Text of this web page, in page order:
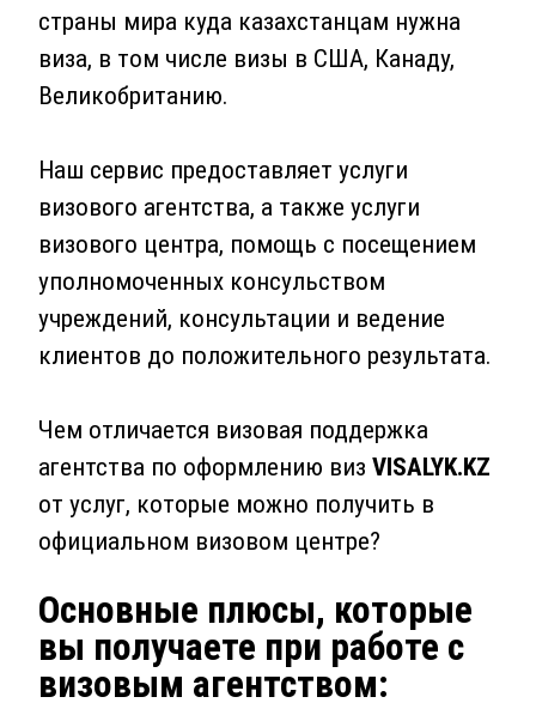
страны мира куда казахстанцам нужна
виза, в том числе визы в США, Канаду,
Великобританию.
Наш сервис предоставляет услуги
визового агентства, а также услуги
визового центра, помощь с посещением
уполномоченных консульством
учреждений, консультации и ведение
клиентов до положительного результата.
Чем отличается визовая поддержка
агентства по оформлению виз VISALYK.KZ
от услуг, которые можно получить в
официальном визовом центре?
Основные плюсы, которые
вы получаете при работе с
визовым агентством: